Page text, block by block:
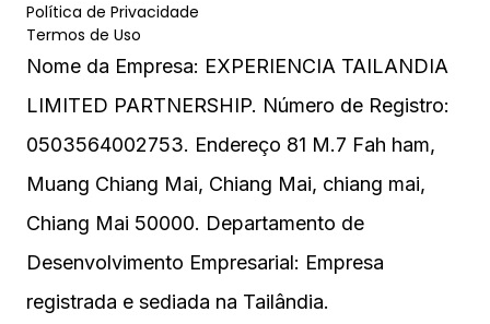
Política de Privacidade
Termos de Uso
Nome da Empresa: EXPERIENCIA TAILANDIA
LIMITED PARTNERSHIP. Número de Registro:
0503564002753. Endereço 81 M.7 Fah ham,
Muang Chiang Mai, Chiang Mai, chiang mai,
Chiang Mai 50000. Departamento de
Desenvolvimento Empresarial: Empresa
registrada e sediada na Tailândia.